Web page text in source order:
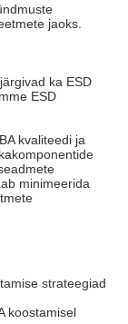
jaoks.
ka ESD
ESD
kvaliteedi ja
minimeerida
strateegiad
koostamisel